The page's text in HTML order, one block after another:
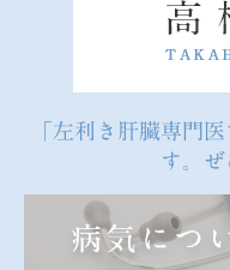
「左利き肝臓専門
す。